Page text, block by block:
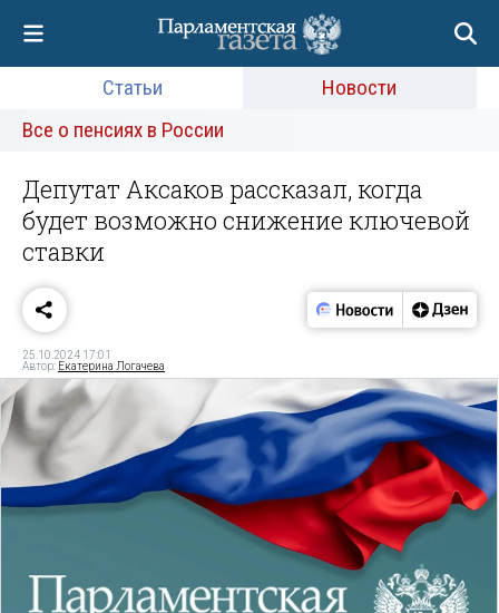
Статьи
Новости
Все о пенсиях в России
Депутат Аксаков рассказал, когда
будет возможно снижение ключевой
ставки
25.10.2024 17:01
Автор: Екатерина Логачева